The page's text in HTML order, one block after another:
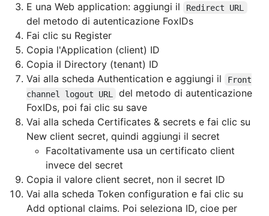
E una Web application: aggiungi il
Redirect URL
del metodo di autenticazione FoxIDs
Fai clic su Register
Copia l'Application (client) ID
Copia il Directory (tenant) ID
Vai alla scheda Authentication e aggiungi il
Front
channel logout URL
del metodo di autenticazione
FoxIDs, poi fai clic su save
Vai alla scheda Certificates & secrets e fai clic su
New client secret, quindi aggiungi il secret
Facoltativamente usa un certificato client
invece del secret
Copia il valore client secret, non il secret ID
Vai alla scheda Token configuration e fai clic su
Add optional claims. Poi seleziona ID, cioe per